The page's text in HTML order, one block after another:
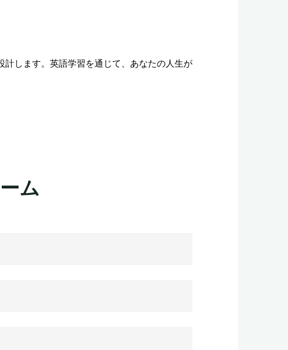
します。英語学習を通じて、あなたの人生が
ム